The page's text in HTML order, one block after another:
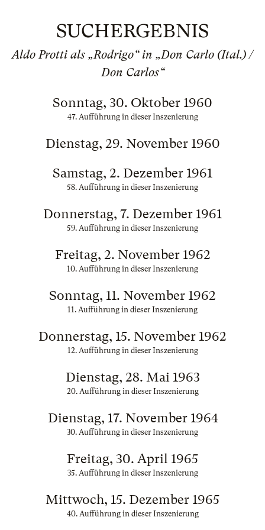
SUCHERGEBNIS
Aldo Protti als „Rodrigo“ in „Don Carlo (Ital.) /
Don Carlos“
Sonntag, 30. Oktober 1960
47. Aufführung in dieser Inszenierung
Dienstag, 29. November 1960
Samstag, 2. Dezember 1961
58. Aufführung in dieser Inszenierung
Donnerstag, 7. Dezember 1961
59. Aufführung in dieser Inszenierung
Freitag, 2. November 1962
10. Aufführung in dieser Inszenierung
Sonntag, 11. November 1962
11. Aufführung in dieser Inszenierung
Donnerstag, 15. November 1962
12. Aufführung in dieser Inszenierung
Dienstag, 28. Mai 1963
20. Aufführung in dieser Inszenierung
Dienstag, 17. November 1964
30. Aufführung in dieser Inszenierung
Freitag, 30. April 1965
35. Aufführung in dieser Inszenierung
Mittwoch, 15. Dezember 1965
40. Aufführung in dieser Inszenierung